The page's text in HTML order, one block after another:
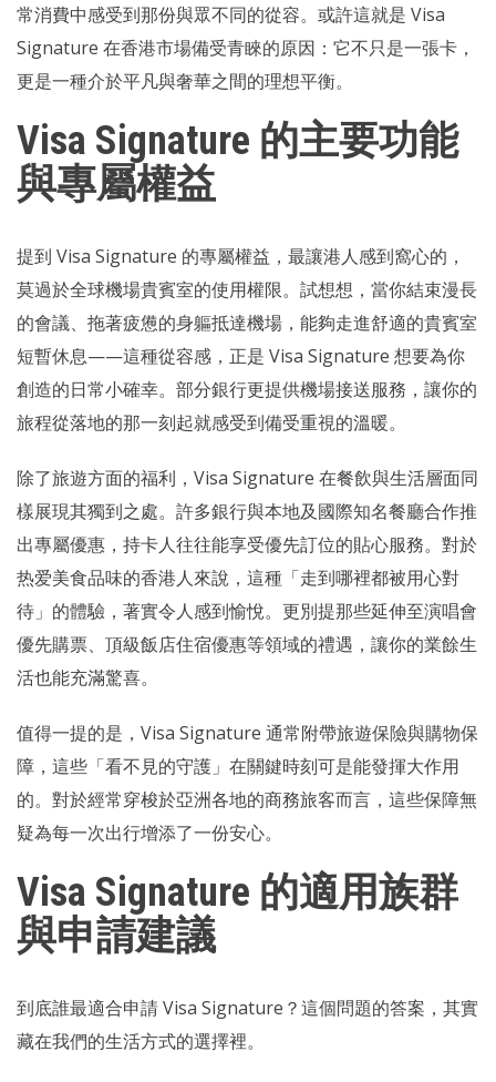
常消費中感受到那份與眾不同的從容。或許這就是 Visa
Signature 在香港市場備受青睞的原因：它不只是一張卡，
更是一種介於平凡與奢華之間的理想平衡。
Visa Signature 的主要功能
與專屬權益
提到 Visa Signature 的專屬權益，最讓港人感到窩心的，
莫過於全球機場貴賓室的使用權限。試想想，當你結束漫長
的會議、拖著疲憊的身軀抵達機場，能夠走進舒適的貴賓室
短暫休息——這種從容感，正是 Visa Signature 想要為你
創造的日常小確幸。部分銀行更提供機場接送服務，讓你的
旅程從落地的那一刻起就感受到備受重視的溫暖。
除了旅遊方面的福利，Visa Signature 在餐飲與生活層面同
樣展現其獨到之處。許多銀行與本地及國際知名餐廳合作推
出專屬優惠，持卡人往往能享受優先訂位的貼心服務。對於
热爱美食品味的香港人來說，這種「走到哪裡都被用心對
待」的體驗，著實令人感到愉悅。更別提那些延伸至演唱會
優先購票、頂級飯店住宿優惠等領域的禮遇，讓你的業餘生
活也能充滿驚喜。
值得一提的是，Visa Signature 通常附帶旅遊保險與購物保
障，這些「看不見的守護」在關鍵時刻可是能發揮大作用
的。對於經常穿梭於亞洲各地的商務旅客而言，這些保障無
疑為每一次出行增添了一份安心。
Visa Signature 的適用族群
與申請建議
到底誰最適合申請 Visa Signature？這個問題的答案，其實
藏在我們的生活方式的選擇裡。